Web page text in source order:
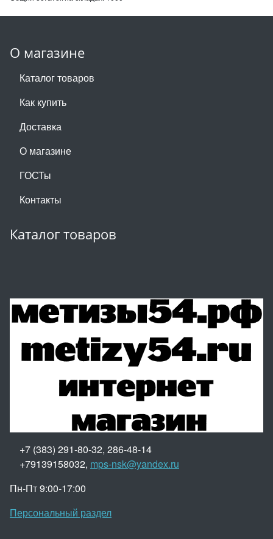
О магазине
Каталог товаров
Как купить
Доставка
О магазине
ГОСТы
Контакты
Каталог товаров
+7 (383) 291-80-32, 286-48-14
+79139158032, mps-nsk@yandex.ru
Пн-Пт 9:00-17:00
Персональный раздел